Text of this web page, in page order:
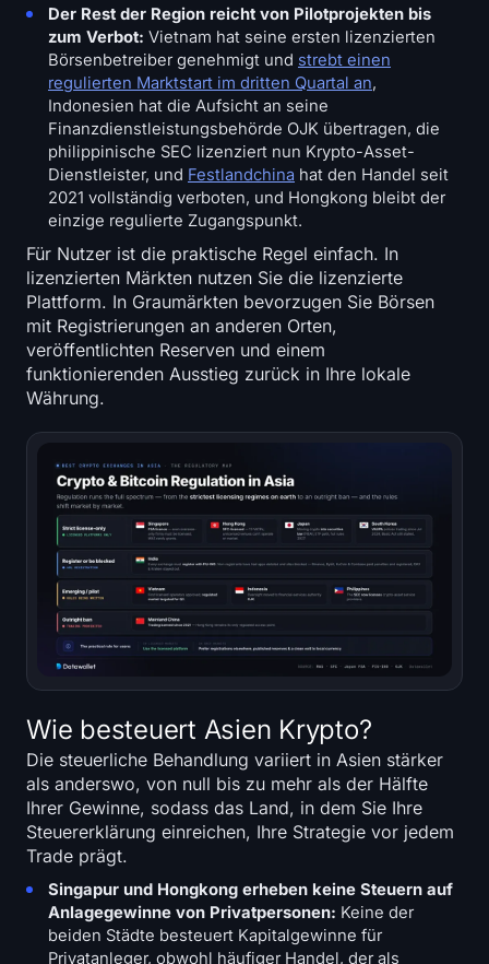
Der Rest der Region reicht von Pilotprojekten bis
zum Verbot: Vietnam hat seine ersten lizenzierten
Börsenbetreiber genehmigt und strebt einen
regulierten Marktstart im dritten Quartal an,
Indonesien hat die Aufsicht an seine
Finanzdienstleistungsbehörde OJK übertragen, die
philippinische SEC lizenziert nun Krypto-Asset-
Dienstleister, und Festlandchina hat den Handel seit
2021 vollständig verboten, und Hongkong bleibt der
einzige regulierte Zugangspunkt.
Für Nutzer ist die praktische Regel einfach. In
lizenzierten Märkten nutzen Sie die lizenzierte
Plattform. In Graumärkten bevorzugen Sie Börsen
mit Registrierungen an anderen Orten,
veröffentlichten Reserven und einem
funktionierenden Ausstieg zurück in Ihre lokale
Währung.
Wie besteuert Asien Krypto?
Die steuerliche Behandlung variiert in Asien stärker
als anderswo, von null bis zu mehr als der Hälfte
Ihrer Gewinne, sodass das Land, in dem Sie Ihre
Steuererklärung einreichen, Ihre Strategie vor jedem
Trade prägt.
Singapur und Hongkong erheben keine Steuern auf
Anlagegewinne von Privatpersonen: Keine der
beiden Städte besteuert Kapitalgewinne für
Privatanleger, obwohl häufiger Handel, der als